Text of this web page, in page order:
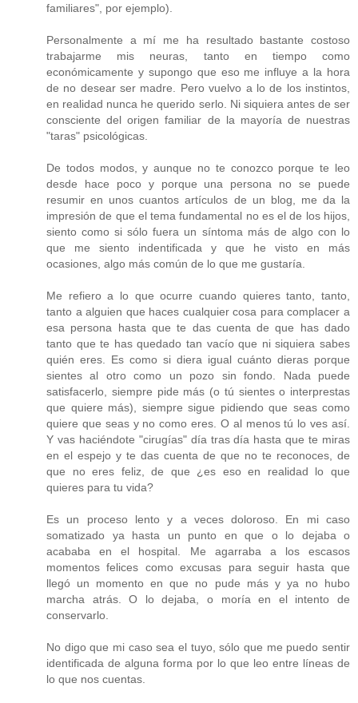
familiares", por ejemplo).
Personalmente a mí me ha resultado bastante costoso
trabajarme mis neuras, tanto en tiempo como
económicamente y supongo que eso me influye a la hora
de no desear ser madre. Pero vuelvo a lo de los instintos,
en realidad nunca he querido serlo. Ni siquiera antes de ser
consciente del origen familiar de la mayoría de nuestras
"taras" psicológicas.
De todos modos, y aunque no te conozco porque te leo
desde hace poco y porque una persona no se puede
resumir en unos cuantos artículos de un blog, me da la
impresión de que el tema fundamental no es el de los hijos,
siento como si sólo fuera un síntoma más de algo con lo
que me siento indentificada y que he visto en más
ocasiones, algo más común de lo que me gustaría.
Me refiero a lo que ocurre cuando quieres tanto, tanto,
tanto a alguien que haces cualquier cosa para complacer a
esa persona hasta que te das cuenta de que has dado
tanto que te has quedado tan vacío que ni siquiera sabes
quién eres. Es como si diera igual cuánto dieras porque
sientes al otro como un pozo sin fondo. Nada puede
satisfacerlo, siempre pide más (o tú sientes o interprestas
que quiere más), siempre sigue pidiendo que seas como
quiere que seas y no como eres. O al menos tú lo ves así.
Y vas haciéndote "cirugías" día tras día hasta que te miras
en el espejo y te das cuenta de que no te reconoces, de
que no eres feliz, de que ¿es eso en realidad lo que
quieres para tu vida?
Es un proceso lento y a veces doloroso. En mi caso
somatizado ya hasta un punto en que o lo dejaba o
acababa en el hospital. Me agarraba a los escasos
momentos felices como excusas para seguir hasta que
llegó un momento en que no pude más y ya no hubo
marcha atrás. O lo dejaba, o moría en el intento de
conservarlo.
No digo que mi caso sea el tuyo, sólo que me puedo sentir
identificada de alguna forma por lo que leo entre líneas de
lo que nos cuentas.